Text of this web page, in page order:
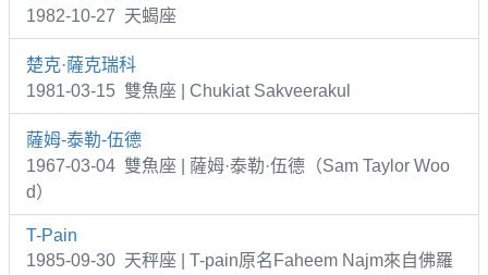
1982-10-27 天蝎座
楚克·薩克瑞科
1981-03-15 雙魚座 | Chukiat Sakveerakul
薩姆-泰勒-伍德
1967-03-04 雙魚座 | 薩姆·泰勒·伍德（Sam Taylor Woo
d）
T-Pain
1985-09-30 天秤座 | T-pain原名Faheem Najm來自佛羅